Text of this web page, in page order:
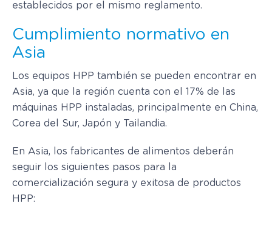
establecidos por el mismo reglamento.
Cumplimiento normativo en
Asia
Los equipos HPP también se pueden encontrar en
Asia, ya que la región cuenta con el 17% de las
máquinas HPP instaladas, principalmente en China,
Corea del Sur, Japón y Tailandia.
En Asia, los fabricantes de alimentos deberán
seguir los siguientes pasos para la
comercialización segura y exitosa de productos
HPP: